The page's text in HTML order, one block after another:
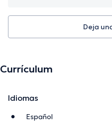
Deja
Currículum
Idiomas
Español